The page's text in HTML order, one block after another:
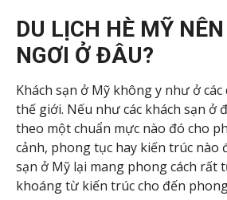
DU LỊCH HÈ MỸ
NGƠI Ở ĐÂU?
Khách sạn ở Mỹ không y như ở
thế giới. Nếu như các khách sạn ở
theo một chuẩn mực nào đó cho
cảnh, phong tục hay kiến trúc nào
sạn ở Mỹ lại mang phong cách rất
khoáng từ kiến trúc cho đến